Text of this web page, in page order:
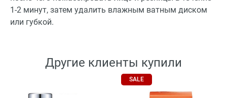
1-2 минут, затем удалить влажным ватным диском
или губкой.
Другие клиенты купили
SALE